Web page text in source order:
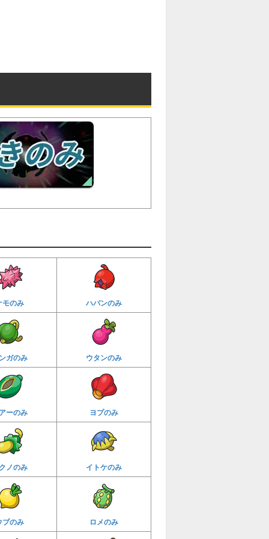
モのみ ハバンのみ
ガのみ ウタンのみ
ーのみ ヨプのみ
ノのみ イトケのみ
ブのみ ロメのみ